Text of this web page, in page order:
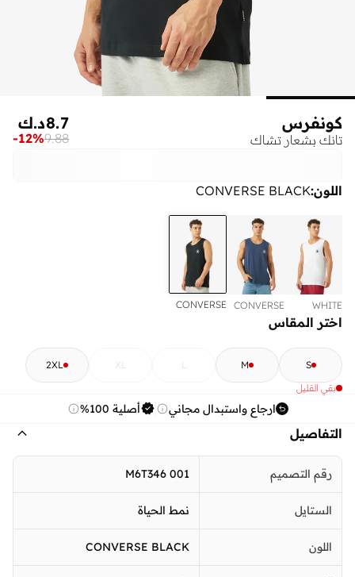
كونفرس
تانك بشعار تشاك
د.ك8.7
9.88
-12%
اللون:
CONVERSE BLACK
WHITE
CONVERSE
NAVY
CONVERSE
اختر المقاس
S
M
L
XL
2XL
بقي القليل
ارجاع واستبدال مجاني أصلية 100%
التفاصيل
رقم التصميم M6T346 001
الستايل نمط الحياة
اللون CONVERSE BLACK